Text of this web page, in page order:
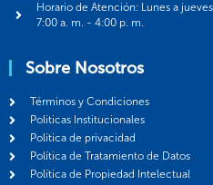
Horario de Atención: Lunes a
7:00 a. m. - 4:00 p. m.
Sobre Nosotros
Términos y Condiciones
Politicas Institucionales
Política de privacidad
Política de Tratamiento de Datos
Política de Propiedad Intelectual